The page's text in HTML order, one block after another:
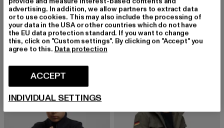
BRANDIT
Summerwindbreaker
EUR 34,99
Huidige prijs: EUR 34,99
BRANDIT
Kids M65 Standard
EUR 23,00
Huidige prijs: EUR 23,00
EUR 49,99Actieprijs:
advertising. In addition, we allow partners to extract data
or to use cookies. This may also include the processing of
your data in the USA or other countries which do not have
the EU data protection standard. If you want to change
this, click on "Custom settings". By clicking on "Accept" you
agree to this. Data protection
ACCEPT
INDIVIDUAL SETTINGS